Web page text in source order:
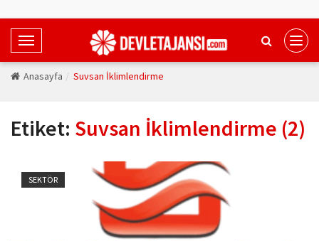
T
o
g
e
v
Anasayfa Suvsan İklimlendirme
Etiket: Suvsan İklimlendirme (2)
SEKTÖR